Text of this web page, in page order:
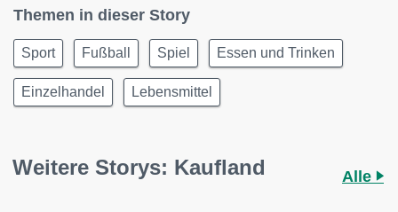
Themen in dieser Story
Sport Fußball Spiel Essen und Trinken
Einzelhandel Lebensmittel
Weitere Storys: Kaufland Alle